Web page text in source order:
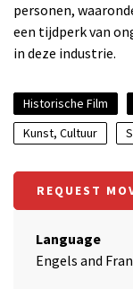
personen,
een tijdperk van
in deze industrie.
Historische Film
Kunst, Cultuur
REQUEST
Language
Engels and